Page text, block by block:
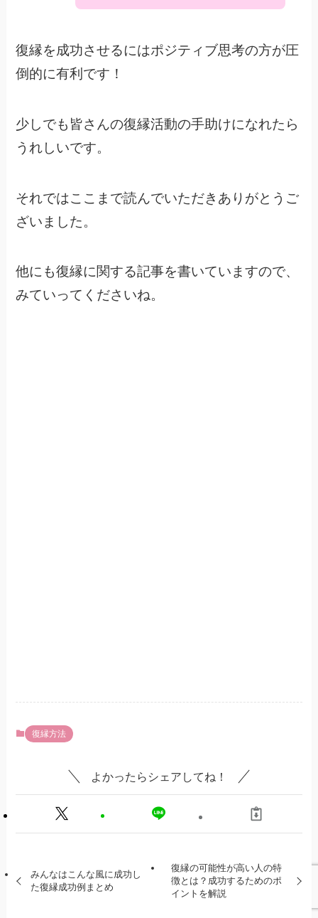
復縁を成功させるにはポジティブ思考の方が圧
倒的に有利です！
少しでも皆さんの復縁活動の手助けになれたら
うれしいです。
それではここまで読んでいただきありがとうご
ざいました。
他にも復縁に関する記事を書いていますので、
みていってくださいね。
復縁方法
よかったらシェアしてね！
みんなはこんな風に成功し
た復縁成功例まとめ
復縁の可能性が高い人の特
徴とは？成功するためのポ
イントを解説